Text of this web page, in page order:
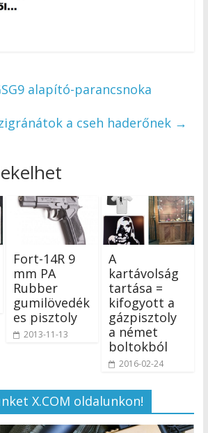
alapító-parancsnoka
a cseh haderőnek →
Fort-14R 9
mm PA
Rubber
gumilövedék
es pisztoly
2013-11-13
A
kartávolság
tartása =
kifogyott a
gázpisztoly
a német
boltokból
2016-02-24
X.COM oldalunkon!